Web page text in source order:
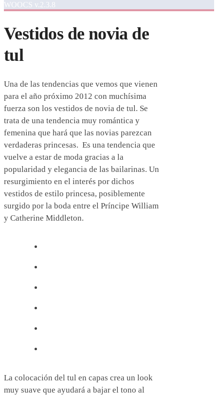
WOOCS v.2.3.8
Vestidos de novia de
tul
Una de las tendencias que vemos que vienen
para el año próximo 2012 con muchísima
fuerza son los vestidos de novia de tul. Se
trata de una tendencia muy romántica y
femenina que hará que las novias parezcan
verdaderas princesas. Es una tendencia que
vuelve a estar de moda gracias a la
popularidad y elegancia de las bailarinas. Un
resurgimiento en el interés por dichos
vestidos de estilo princesa, posiblemente
surgido por la boda entre el Príncipe William
y Catherine Middleton.
La colocación del tul en capas crea un look
muy suave que ayudará a bajar el tono al